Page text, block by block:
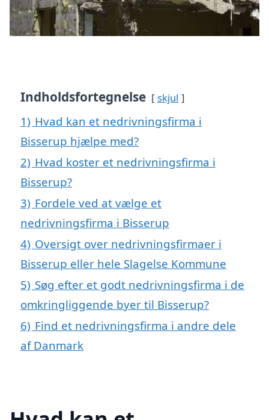
Indholdsfortegnelse skjul
1) Hvad kan et nedrivningsfirma i
Bisserup hjælpe med?
2) Hvad koster et nedrivningsfirma i
Bisserup?
3) Fordele ved at vælge et
nedrivningsfirma i Bisserup
4) Oversigt over nedrivningsfirmaer i
Bisserup eller hele Slagelse Kommune
5) Søg efter et godt nedrivningsfirma i de
omkringliggende byer til Bisserup?
6) Find et nedrivningsfirma i andre dele
af Danmark